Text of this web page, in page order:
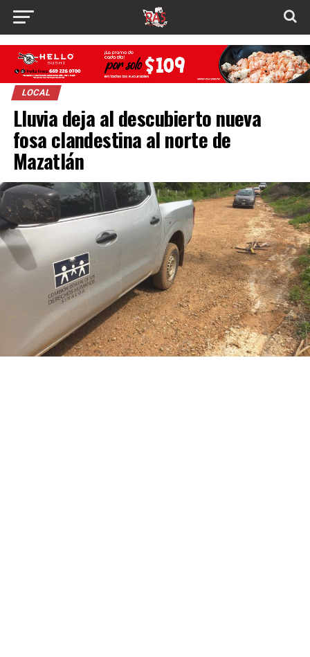
LOCAL
Lluvia deja al descubierto nueva
fosa clandestina al norte de
Mazatlán